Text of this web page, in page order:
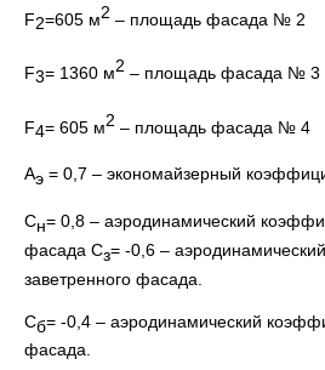
F2=605 м2 – площадь фасада № 2
F3= 1360 м2 – площадь фасада № 3
F4= 605 м2 – площадь фасада № 4
Аэ = 0,7 – экономайзерный
Сн= 0,8 – аэродинамический
фасада Сз= -0,6 –
заветренного фасада.
Сб= -0,4 – аэродинамический
фасада.